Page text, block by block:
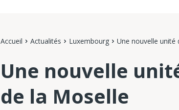
Accueil Actualités Luxembourg Une nouvelle unité
Une nouvelle
de la Moselle